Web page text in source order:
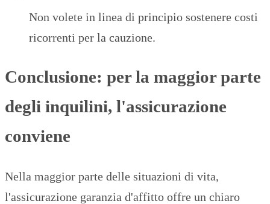
Non volete in linea di principio sostenere costi
ricorrenti per la cauzione.
Conclusione: per la maggior parte
degli inquilini, l'assicurazione
conviene
Nella maggior parte delle situazioni di vita,
l'assicurazione garanzia d'affitto offre un chiaro